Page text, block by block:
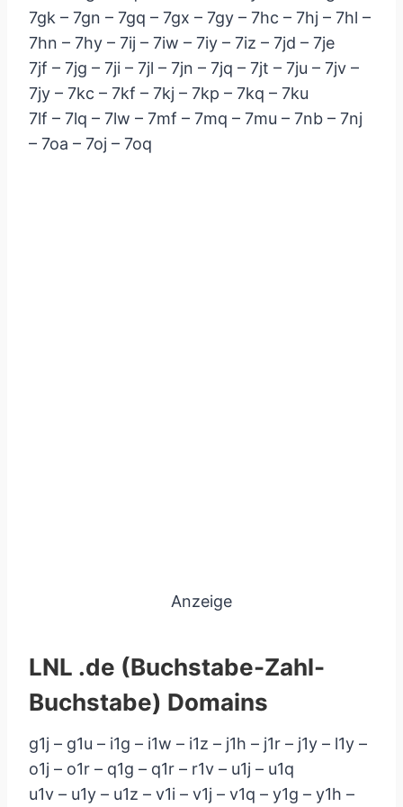
7gk – 7gn – 7gq – 7gx – 7gy – 7hc – 7hj – 7hl –
7hn – 7hy – 7ij – 7iw – 7iy – 7iz – 7jd – 7je
7jf – 7jg – 7ji – 7jl – 7jn – 7jq – 7jt – 7ju – 7jv –
7jy – 7kc – 7kf – 7kj – 7kp – 7kq – 7ku
7lf – 7lq – 7lw – 7mf – 7mq – 7mu – 7nb – 7nj
– 7oa – 7oj – 7oq
Anzeige
LNL .de (Buchstabe-Zahl-
Buchstabe) Domains
g1j – g1u – i1g – i1w – i1z – j1h – j1r – j1y – l1y –
o1j – o1r – q1g – q1r – r1v – u1j – u1q
u1v – u1y – u1z – v1i – v1j – v1q – y1g – y1h –